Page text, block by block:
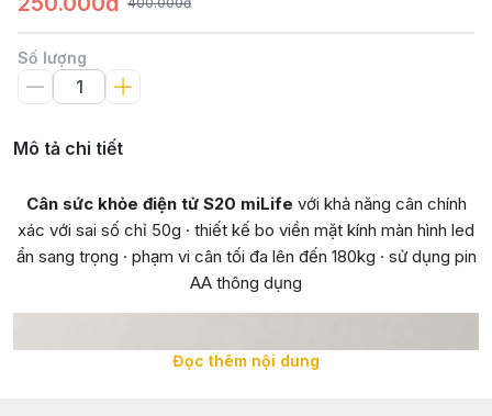
Số lượng
Mô tả chi tiết
Cân sức khỏe điện tử S20 miLife với khả năng cân chính
xác với sai số chỉ 50g · thiết kế bo viền mặt kính màn hình led
ẩn sang trọng · phạm vi cân tối đa lên đến 180kg · sử dụng pin
AA thông dụng
Đọc thêm nội dung